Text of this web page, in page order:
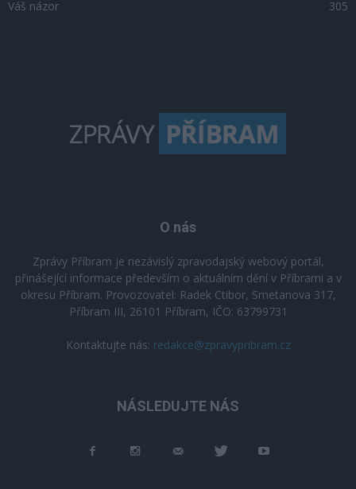
Váš názor
305
O nás
Zprávy Příbram je nezávislý zpravodajský webový portál,
přinášející informace především o aktuálním dění v Příbrami a v
okresu Příbram. Provozovatel: Radek Ctibor, Smetanova 317,
Příbram III, 26101 Příbram, IČO: 63799731
Kontaktujte nás: redakce@zpravypribram.cz
NÁSLEDUJTE NÁS